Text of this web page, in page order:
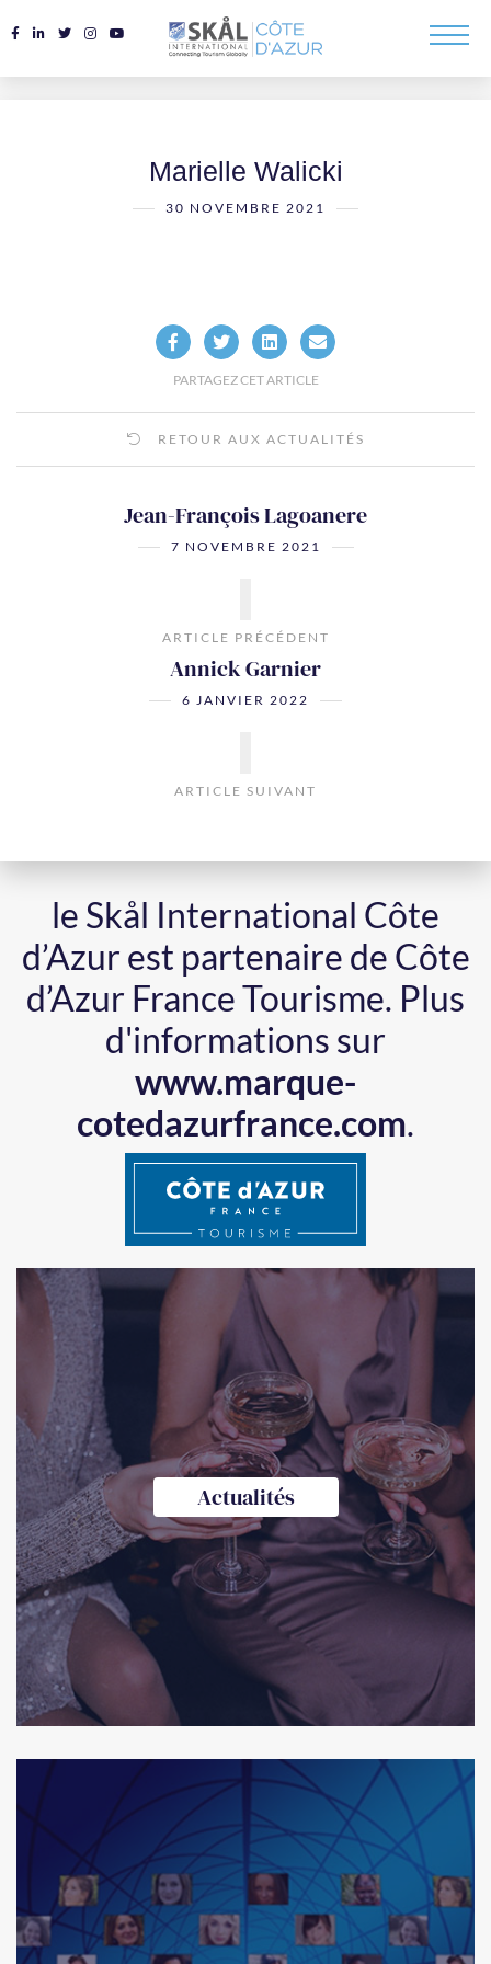
Marielle Walicki
30 NOVEMBRE 2021
PARTAGEZ CET ARTICLE
RETOUR AUX ACTUALITÉS
Jean-François Lagoanere
7 NOVEMBRE 2021
ARTICLE PRÉCÉDENT
Annick Garnier
6 JANVIER 2022
ARTICLE SUIVANT
le Skål International Côte
d’Azur est partenaire de Côte
d’Azur France Tourisme. Plus
d'informations sur
www.marque-
cotedazurfrance.com.
Actualités